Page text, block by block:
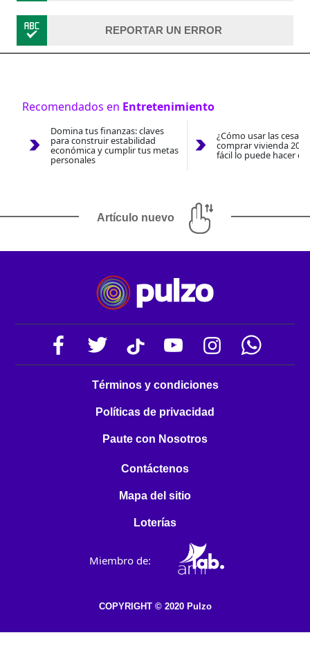
REPORTAR UN ERROR
Recomendados en Entretenimiento
Domina tus finanzas: claves
para construir estabilidad
económica y cumplir tus metas
personales
¿Cómo usar las
comprar vivienda
fácil lo puede hacer
Artículo nuevo
Términos y condiciones
Políticas de privacidad
Paute con Nosotros
Contáctenos
Mapa del sitio
Loterías
Miembro de:
COPYRIGHT © 2020 Pulzo